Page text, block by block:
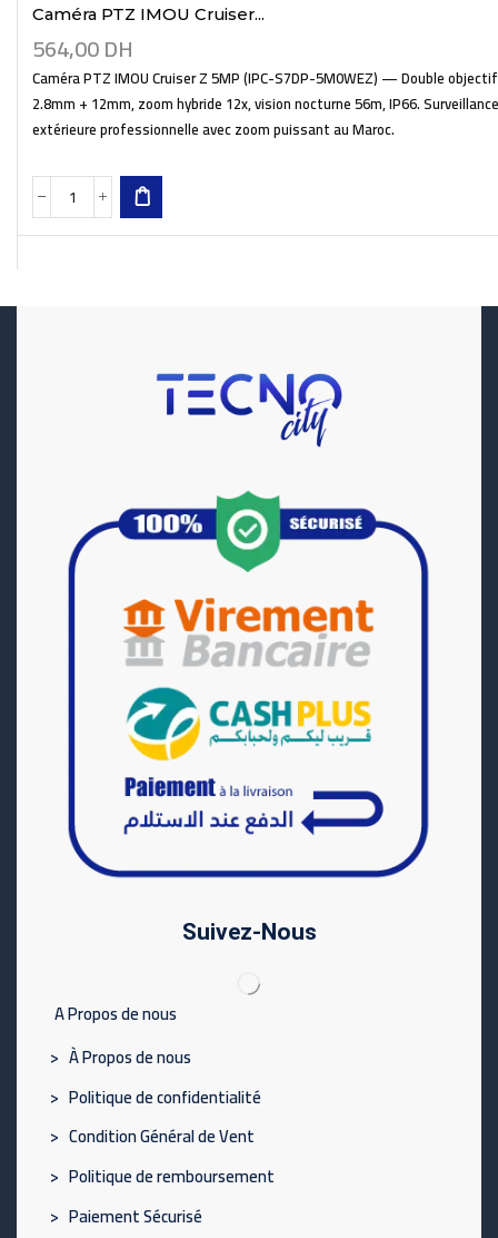
Caméra PTZ IMOU Cruiser...
564,00DH
Caméra PTZ IMOU Cruiser Z 5MP (IPC-S7DP-5M0WEZ) — Double objectif
2.8mm + 12mm, zoom hybride 12x, vision nocturne 56m, IP66. Surveillance
extérieure professionnelle avec zoom puissant au Maroc.
Suivez-Nous
A Propos de nous
> À Propos de nous
> Politique de confidentialité
> Condition Général de Vent
> Politique de remboursement
> Paiement Sécurisé